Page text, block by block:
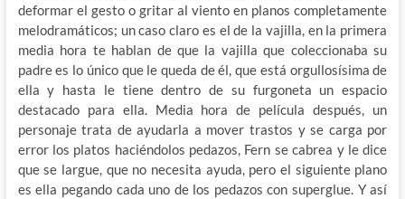
deformar el gesto o gritar al viento en planos completamente
melodramáticos; un caso claro es el de la vajilla, en la primera
media hora te hablan de que la vajilla que coleccionaba su
padre es lo único que le queda de él, que está orgullosísima de
ella y hasta le tiene dentro de su furgoneta un espacio
destacado para ella. Media hora de película después, un
personaje trata de ayudarla a mover trastos y se carga por
error los platos haciéndolos pedazos, Fern se cabrea y le dice
que se largue, que no necesita ayuda, pero el siguiente plano
es ella pegando cada uno de los pedazos con superglue. Y así